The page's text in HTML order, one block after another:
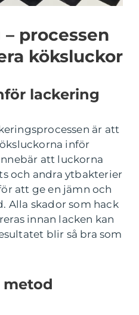
processen
köksluckor
lackering
är att
inför
att luckorna
och andra ytbakterier
att ge en jämn och
Alla skador som hack
innan lacken kan
blir så bra som
metod